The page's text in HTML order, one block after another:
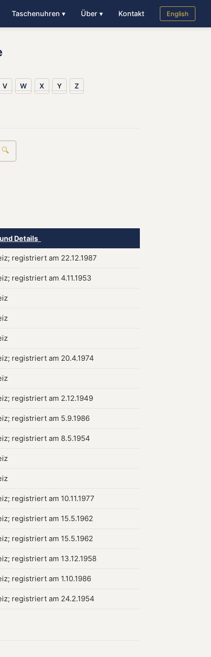
Taschenuhren ▾ Über ▾ Kontakt English
V W X Y Z
🔍
Details
registriert am 22.12.1987
registriert am 4.11.1953
registriert am 20.4.1974
registriert am 2.12.1949
registriert am 5.9.1986
registriert am 8.5.1954
registriert am 10.11.1977
registriert am 15.5.1962
registriert am 15.5.1962
registriert am 13.12.1958
registriert am 1.10.1986
registriert am 24.2.1954